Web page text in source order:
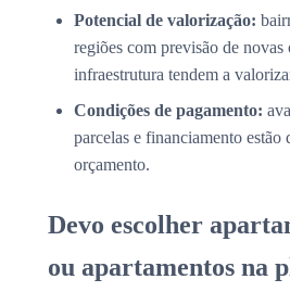
Potencial de valorização:
regiões com previsão de novas
infraestrutura tendem a
Condições de pagamento:
parcelas e financiamento estão
orçamento.
Devo escolher
ou apartamentos na